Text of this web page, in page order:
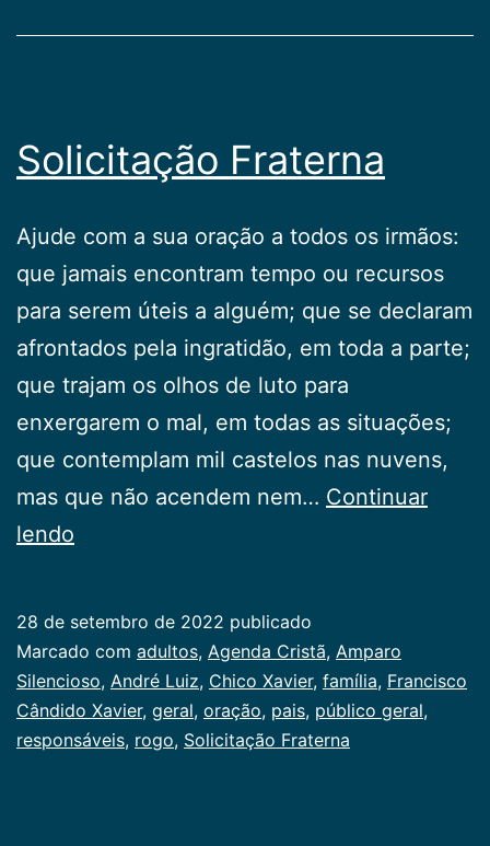
Solicitação Fraterna
Ajude com a sua oração a todos os irmãos:
que jamais encontram tempo ou recursos
para serem úteis a alguém; que se declaram
afrontados pela ingratidão, em toda a parte;
que trajam os olhos de luto para
enxergarem o mal, em todas as situações;
que contemplam mil castelos nas nuvens,
mas que não acendem nem… Continuar
lendo
28 de setembro de 2022 publicado
Categorizado
como
Publicogeral
Marcado com adultos, Agenda Cristã, Amparo
Silencioso, André Luiz, Chico Xavier, família, Francisco
Cândido Xavier, geral, oração, pais, público geral,
responsáveis, rogo, Solicitação Fraterna